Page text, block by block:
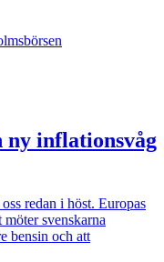
inflationsvåg
redan i höst. Europas
svenskarna
bensin och att